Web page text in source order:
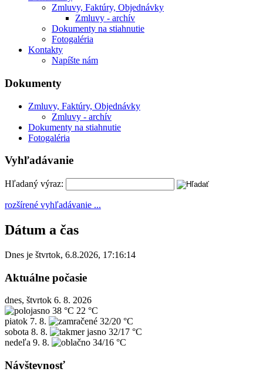
Zmluvy, Faktúry, Objednávky
Zmluvy - archív
Dokumenty na stiahnutie
Fotogaléria
Kontakty
Napíšte nám
Dokumenty
Zmluvy, Faktúry, Objednávky
Zmluvy - archív
Dokumenty na stiahnutie
Fotogaléria
Vyhľadávanie
Hľadaný výraz:
rozšírené vyhľadávanie ...
Dátum a čas
Dnes je štvrtok, 6.8.2026, 17:16:14
Aktuálne počasie
dnes, štvrtok 6. 8. 2026
38 °C 22 °C
piatok 7. 8.
32/20 °C
sobota 8. 8.
32/17 °C
nedeľa 9. 8. 34/16 °C
Návštevnosť